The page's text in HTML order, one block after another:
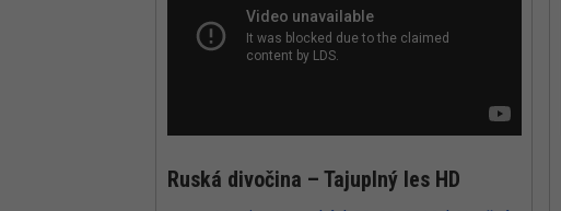
Ruská divočina – Tajuplný les HD